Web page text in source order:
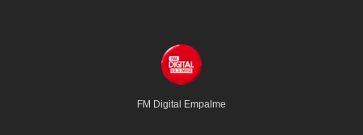
FM Digital Empalme